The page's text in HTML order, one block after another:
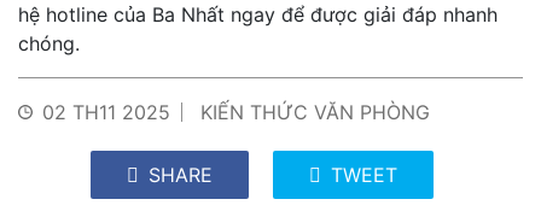
hệ hotline của Ba Nhất ngay để được giải đáp nhanh
chóng.
02 TH11 2025 KIẾN THỨC VĂN PHÒNG
SHARE TWEET